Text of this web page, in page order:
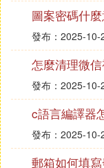
2）安裝mysql客
執行：rpm -ivh
5.x86_64.rpm
或者您可以直
安裝MySQL客
第二步：對
執行命令完成庫
圖案密碼什
發布：2025-10-
怎麼清理微
發布：2025-
c語言編譯器
發布：2025-10-
郵箱如何填